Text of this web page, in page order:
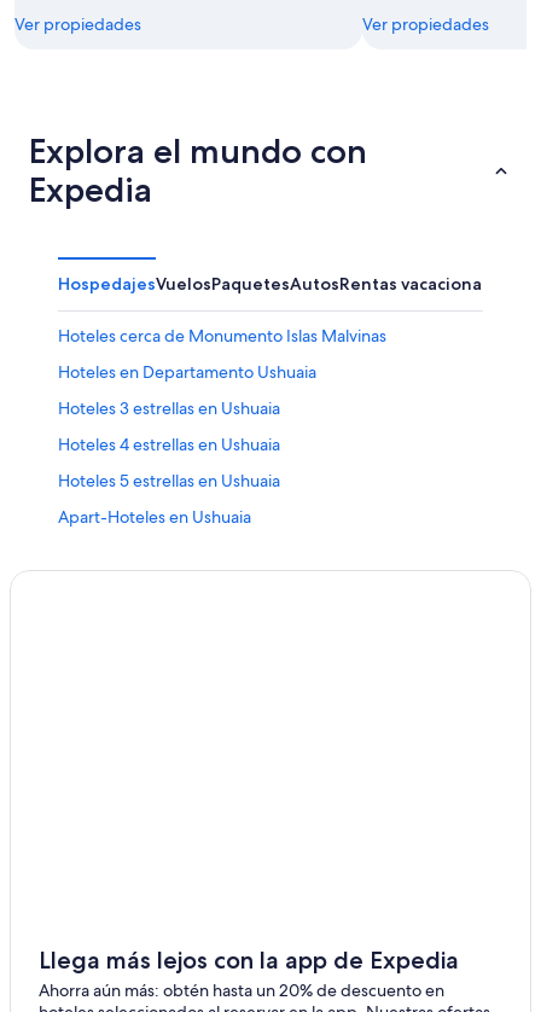
Ver propiedades Ver propiedades
Explora el mundo con
Expedia
HospedajesVuelosPaquetesAutosRentas vacacionales
Hoteles cerca de Monumento Islas Malvinas
Hoteles en Departamento Ushuaia
Hoteles 3 estrellas en Ushuaia
Hoteles 4 estrellas en Ushuaia
Hoteles 5 estrellas en Ushuaia
Apart-Hoteles en Ushuaia
Hoteles Cápsula en Ushuaia
Hoteles con concierge en Ushuaia
Llega más lejos con la app de Expedia
Ahorra aún más: obtén hasta un 20% de descuento en